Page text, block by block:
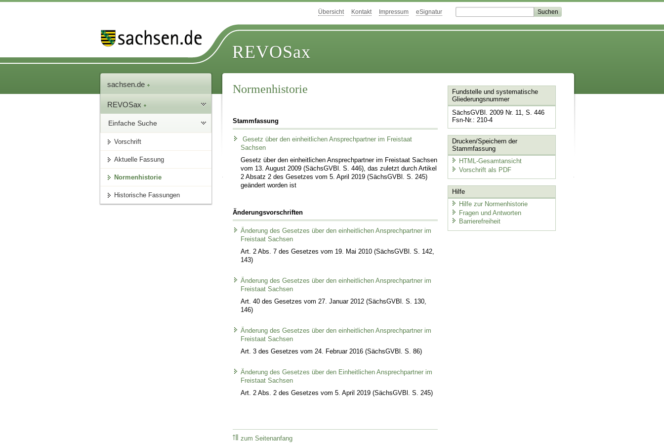
Übersicht Kontakt Impressum eSignatur
REVOSax
sachsen.de
REVOSax
Einfache Suche
Vorschrift
Aktuelle Fassung
Normenhistorie
Historische Fassungen
Normenhistorie
Stammfassung
Gesetz über den einheitlichen Ansprechpartner im Freistaat
Sachsen
Gesetz über den einheitlichen Ansprechpartner im Freistaat Sachsen
vom 13. August 2009 (SächsGVBl. S. 446), das zuletzt durch Artikel
2 Absatz 2 des Gesetzes vom 5. April 2019 (SächsGVBl. S. 245)
geändert worden ist
Änderungsvorschriften
Änderung des Gesetzes über den einheitlichen Ansprechpartner im
Freistaat Sachsen
Art. 2 Abs. 7 des Gesetzes vom 19. Mai 2010 (SächsGVBl. S. 142,
143)
Änderung des Gesetzes über den einheitlichen Ansprechpartner im
Freistaat Sachsen
Art. 40 des Gesetzes vom 27. Januar 2012 (SächsGVBl. S. 130,
146)
Änderung des Gesetzes über den einheitlichen Ansprechpartner im
Freistaat Sachsen
Art. 3 des Gesetzes vom 24. Februar 2016 (SächsGVBl. S. 86)
Änderung des Gesetzes über den Einheitlichen Ansprechpartner im
Freistaat Sachsen
Art. 2 Abs. 2 des Gesetzes vom 5. April 2019 (SächsGVBl. S. 245)
zum Seitenanfang
Fundstelle und systematische
Gliederungsnummer
SächsGVBl. 2009 Nr. 11, S. 446
Fsn-Nr.: 210-4
Drucken/Speichern der
Stammfassung
HTML-Gesamtansicht
Vorschrift als PDF
Hilfe
Hilfe zur Normenhistorie
Fragen und Antworten
Barrierefreiheit